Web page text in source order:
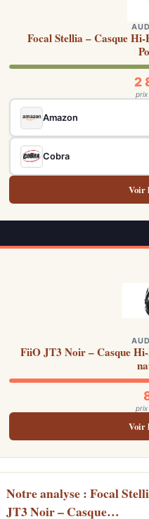
Focal Stellia – Casque
2
Amazon
Cobra
Voir
FiiO JT3 Noir – Casque
Voir
Notre analyse : Focal
JT3 Noir – Casque…